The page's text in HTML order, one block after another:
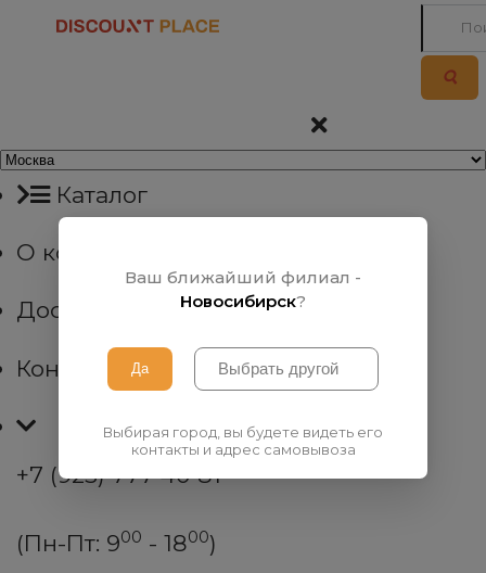
Каталог
О компании
Доставка
Контакты
+7 (923) 777 40 81
(Пн-Пт: 900 - 1800)
Ваш ближайший филиал -
Новосибирск?
Выбирая город, вы будете видеть его
контакты и адрес самовывоза